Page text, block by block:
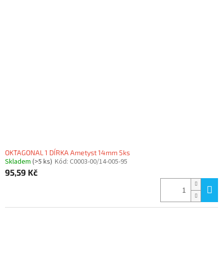
OKTAGONAL 1 DÍRKA Ametyst 14mm 5ks
Skladem (>5 ks) Kód: C0003-00/14-005-95
95,59 Kč